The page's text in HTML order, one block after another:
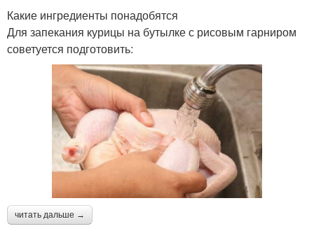
Какие ингредиенты понадобятся
Для запекания курицы на бутылке с рисовым гарниром
советуется подготовить:
читать дальше →